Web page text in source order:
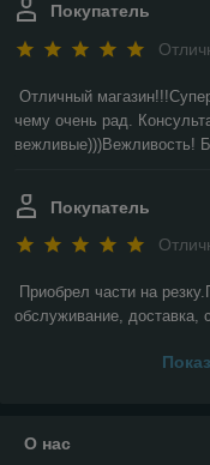
Покупатель
Отличный
чему очень рад.
вежливые)))Вежливость!
Покупатель
Приобрел части на
обслуживание, доставка,
О нас